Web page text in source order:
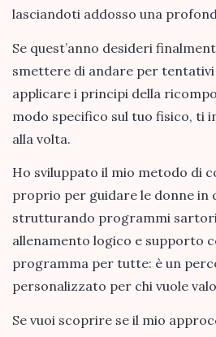
lasciandoti addosso una
Se quest’anno desideri
smettere di andare per
applicare i principi della
modo specifico sul tuo fisico, ti
alla volta.
Ho sviluppato il mio metodo di
proprio per guidare le donne in
strutturando programmi
allenamento logico e supporto
programma per tutte: è un
personalizzato per chi vuole
Se vuoi scoprire se il mio